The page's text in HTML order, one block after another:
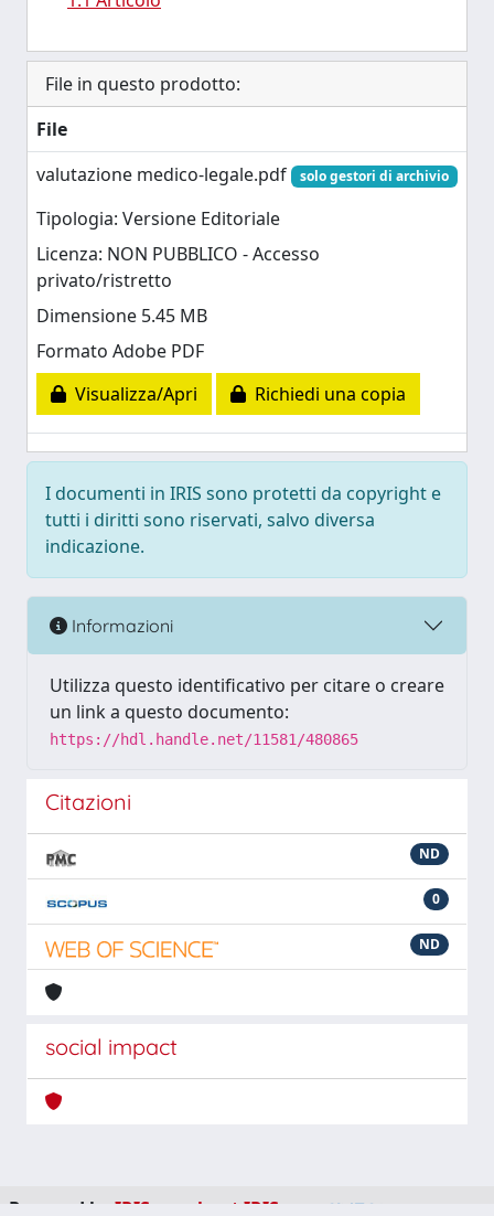
File in questo prodotto:
File
valutazione medico-legale.pdf
solo gestori di archivio
Tipologia: Versione Editoriale
Licenza: NON PUBBLICO - Accesso
privato/ristretto
Dimensione 5.45 MB
Formato Adobe PDF
Visualizza/Apri
Richiedi una copia
I documenti in IRIS sono protetti da copyright e
tutti i diritti sono riservati, salvo diversa
indicazione.
Informazioni
Utilizza questo identificativo per citare o creare
un link a questo documento:
https://hdl.handle.net/11581/480865
Citazioni
ND
0
ND
social impact
Powered by IRIS about IRIS